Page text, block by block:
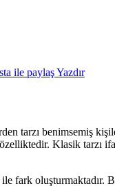
ile paylaşYazdır
tarzı benimsemiş
Klasik tarzı
fark oluşturmaktadır.